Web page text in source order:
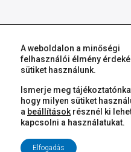
A weboldalon a minőségi
felhasználói élmény
sütiket használunk.
Ismerje meg
hogy milyen sütiket
a beállítások résznél ki
kapcsolni a használatukat.
Elfogadás